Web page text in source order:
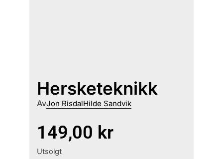
Hersketeknikk
AvJon RisdalHilde Sandvik
149,00 kr
Utsolgt